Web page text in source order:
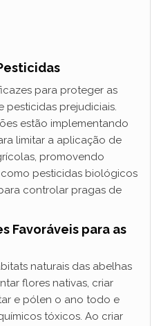
para proteger as
pesticidas prejudiciais.
estão implementando
limitar a aplicação de
promovendo
como pesticidas biológicos
controlar pragas de
Favoráveis para as
naturais das abelhas
flores nativas, criar
e pólen o ano todo e
tóxicos. Ao criar